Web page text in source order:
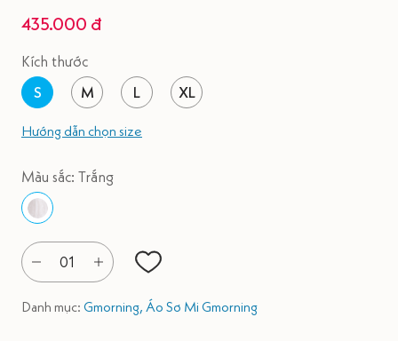
435.000 đ
Kích thước
S
M L XL
Hướng dẫn chọn size
Màu sắc: Trắng
01
Danh mục: Gmorning, Áo Sơ Mi Gmorning